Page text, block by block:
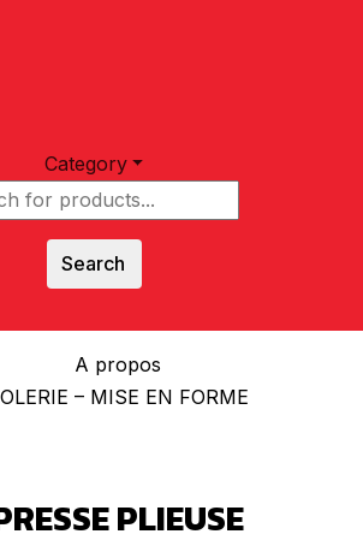
Category
Search
A propos
– MISE EN FORME
PLIEUSE